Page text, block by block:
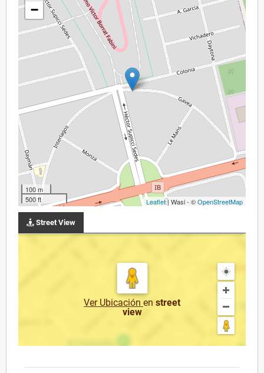
−
100 m
500 ft
Leaflet| Wasi - ©OpenStreetMap
Street View
Ver Ubicación en street
view